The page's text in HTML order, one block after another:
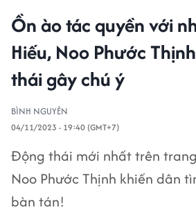
Ồn ào tác quyền với
Hiếu, Noo Phước
thái gây chú ý
BÌNH NGUYÊN
04/11/2023 - 19:40 (GMT+7)
Động thái mới nhất trên
Noo Phước Thịnh khiến dân
bàn tán!